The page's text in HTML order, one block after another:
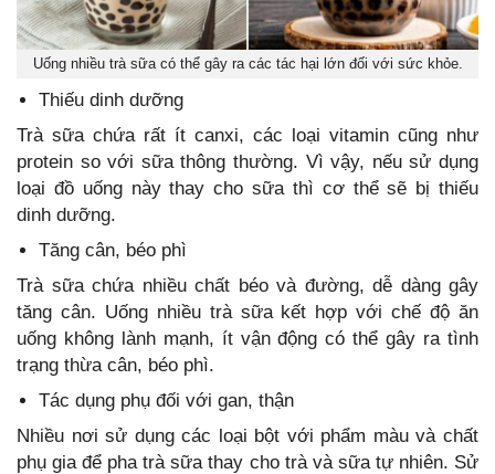
Uống nhiều trà sữa có thể gây ra các tác hại lớn đối với sức khỏe.
Thiếu dinh dưỡng
Trà sữa chứa rất ít canxi, các loại vitamin cũng như
protein so với sữa thông thường. Vì vậy, nếu sử dụng
loại đồ uống này thay cho sữa thì cơ thể sẽ bị thiếu
dinh dưỡng.
Tăng cân, béo phì
Trà sữa chứa nhiều chất béo và đường, dễ dàng gây
tăng cân. Uống nhiều trà sữa kết hợp với chế độ ăn
uống không lành mạnh, ít vận động có thể gây ra tình
trạng thừa cân, béo phì.
Tác dụng phụ đối với gan, thận
Nhiều nơi sử dụng các loại bột với phẩm màu và chất
phụ gia để pha trà sữa thay cho trà và sữa tự nhiên. Sử